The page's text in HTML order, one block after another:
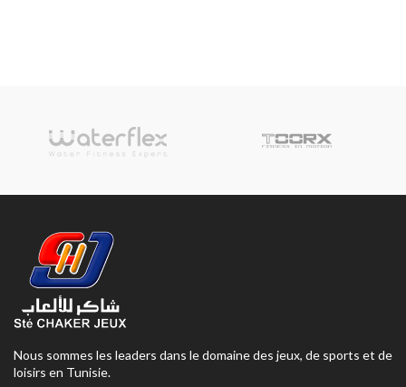
Nous sommes les leaders dans le domaine des jeux, de sports et de
loisirs en Tunisie.